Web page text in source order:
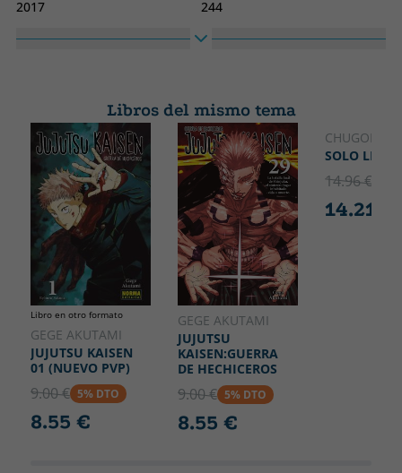
2017
244
Idioma
183
Libros del mismo tema
Libro en otro formato
GEGE AKUTAMI
JUJUTSU KAISEN
01 (NUEVO PVP)
9.00 € 5% DTO
8.55 €
GEGE AKUTAMI
JUJUTSU
KAISEN:GUERRA
DE HECHICEROS
9.00 € 5% DTO
8.55 €
CHUGONG
SOLO
14.96 €
14.21 €